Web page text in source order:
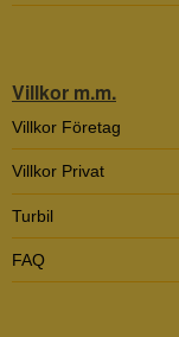
Villkor m.m.
Villkor Företag
Villkor Privat
Turbil
FAQ